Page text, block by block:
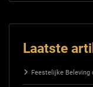
Laatste
Feestelijke Beleving